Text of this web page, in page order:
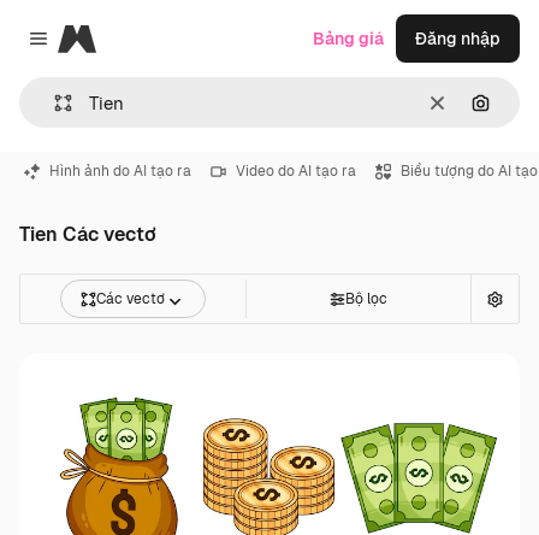
Close menu
Magnific
ThôngTìm
Bảng giá Đăng nhập
Hình ảnh do AI tạo ra Video do AI tạo ra Biểu tượng do AI
Tien Các vectơ
Các vectơ Bộ lọc